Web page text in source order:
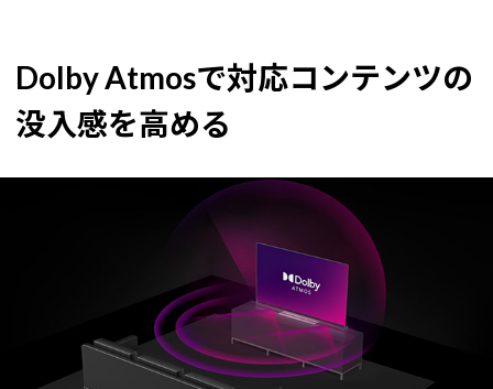
Dolby Atmosで対応コンテンツの
没入感を高める